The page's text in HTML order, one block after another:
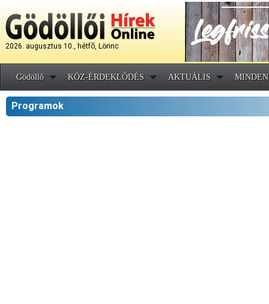
2026. augusztus 10., hétfõ, Lörinc
Gödöllő KÖZ-ÉRDEKLŐDÉS AKTUÁLIS
Programok